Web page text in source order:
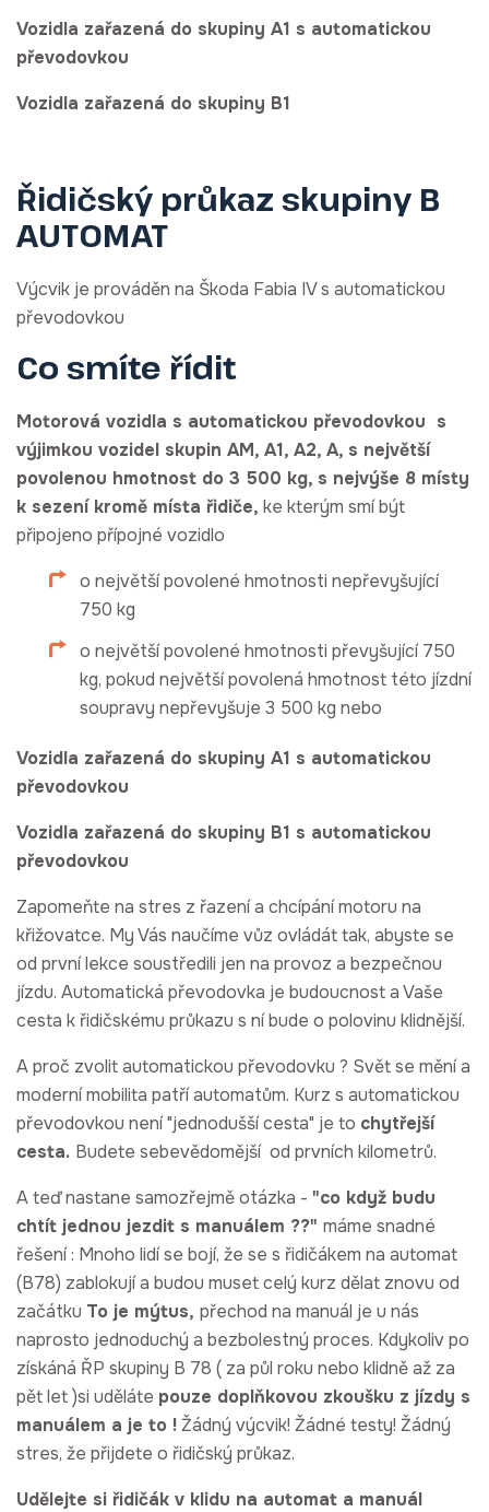
Vozidla zařazená do skupiny A1 s automatickou
převodovkou
Vozidla zařazená do skupiny B1
Řidičský průkaz skupiny B
AUTOMAT
Výcvik je prováděn na Škoda Fabia IV s automatickou
převodovkou
Co smíte řídit
Motorová vozidla s automatickou převodovkou s
výjimkou vozidel skupin AM, A1, A2, A, s největší
povolenou hmotnost do 3 500 kg, s nejvýše 8 místy
k sezení kromě místa řidiče, ke kterým smí být
připojeno přípojné vozidlo
o největší povolené hmotnosti nepřevyšující
750 kg
o největší povolené hmotnosti převyšující 750
kg, pokud největší povolená hmotnost této jízdní
soupravy nepřevyšuje 3 500 kg nebo
Vozidla zařazená do skupiny A1 s automatickou
převodovkou
Vozidla zařazená do skupiny B1 s automatickou
převodovkou
Zapomeňte na stres z řazení a chcípání motoru na
křižovatce. My Vás naučíme vůz ovládát tak, abyste se
od první lekce soustředili jen na provoz a bezpečnou
jízdu. Automatická převodovka je budoucnost a Vaše
cesta k řidičskému průkazu s ní bude o polovinu klidnější.
A proč zvolit automatickou převodovku ? Svět se mění a
moderní mobilita patří automatům. Kurz s automatickou
převodovkou není "jednodušší cesta" je to chytřejší
cesta. Budete sebevědomější od prvních kilometrů.
A teď nastane samozřejmě otázka - "co když budu
chtít jednou jezdit s manuálem ??" máme snadné
řešení : Mnoho lidí se bojí, že se s řidičákem na automat
(B78) zablokují a budou muset celý kurz dělat znovu od
začátku To je mýtus, přechod na manuál je u nás
naprosto jednoduchý a bezbolestný proces. Kdykoliv po
získáná ŘP skupiny B 78 ( za půl roku nebo klidně až za
pět let )si uděláte pouze doplňkovou zkoušku z jízdy s
manuálem a je to !Žádný výcvik! Žádné testy! Žádný
stres, že přijdete o řidičský průkaz.
Udělejte si řidičák v klidu na automat a manuál